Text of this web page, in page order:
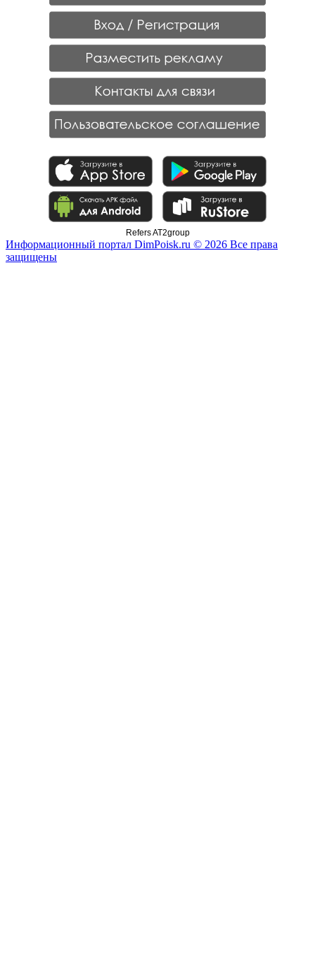
Refers AT2group
Информационный портал DimPoisk.ru © 2026 Все права
защищены